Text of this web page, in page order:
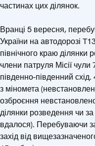
частинах цих ділянок.
Вранці 5 вересня,
України на автодорозі
північного краю ділянки
члени патруля Місії
південно-південний
з міномета
озброєння
ділянки розведення чи
вдалося). Перебуваючи
захід від